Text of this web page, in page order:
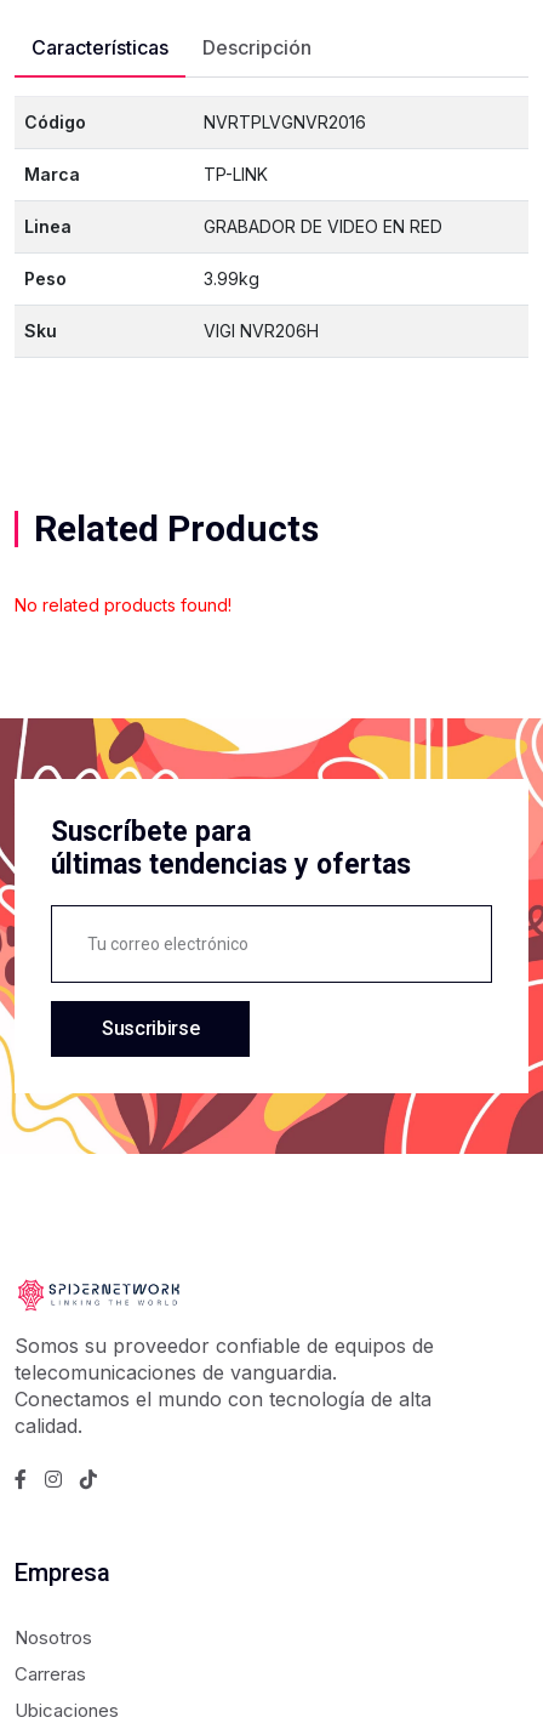
Características Descripción
Código NVRTPLVGNVR2016
Marca TP-LINK
Linea GRABADOR DE VIDEO EN RED
Peso 3.99kg
Sku VIGI NVR206H
Related Products
No related products found!
Suscríbete para
últimas tendencias y ofertas
Suscribirse
Somos su proveedor confiable de equipos de
telecomunicaciones de vanguardia.
Conectamos el mundo con tecnología de alta
calidad.
Empresa
Nosotros
Carreras
Ubicaciones